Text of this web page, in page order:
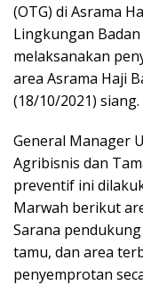
(OTG) di Asrama
Lingkungan
melaksanakan
area Asrama Haji
(18/10/2021) siang.
General Manager
Agribisnis dan
preventif ini
Marwah berikut
Sarana
tamu, dan area
penyemprotan